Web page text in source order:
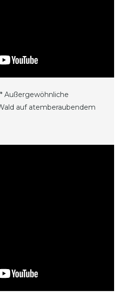
Außergewöhnliche
auf atemberaubendem